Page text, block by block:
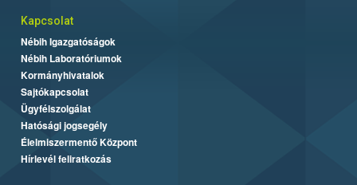
Kapcsolat
Nébih Igazgatóságok
Nébih Laboratóriumok
Kormányhivatalok
Sajtókapcsolat
Ügyfélszolgálat
Hatósági jogsegély
Élelmiszermentő Központ
Hírlevél feliratkozás